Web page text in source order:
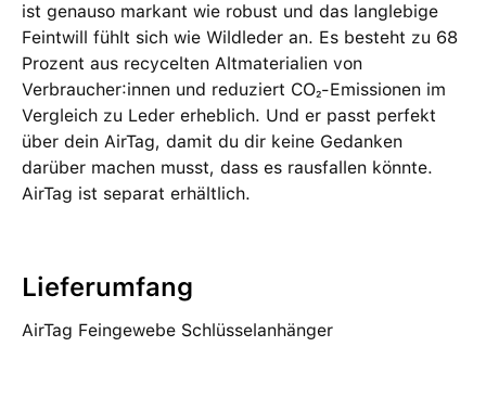
ist genauso markant wie robust und das langlebige
Feintwill fühlt sich wie Wildleder an. Es besteht zu 68
Prozent aus recycelten Altmaterialien von
Verbraucher:innen und reduziert CO₂-Emissionen im
Vergleich zu Leder erheblich. Und er passt perfekt
über dein AirTag, damit du dir keine Gedanken
darüber machen musst, dass es rausfallen könnte.
AirTag ist separat erhältlich.
Lieferumfang
AirTag Feingewebe Schlüsselanhänger